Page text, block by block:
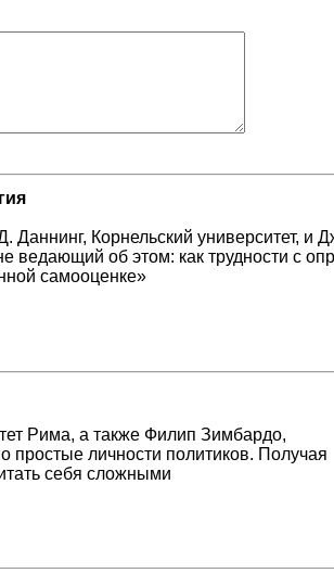
Корнельский университет, и
ведающий об этом: как трудности с
самооценке»
Рима, а также Филип Зимбардо,
простые личности политиков. Получая
себя сложными